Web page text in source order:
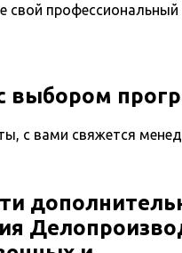
свой профессиональный
выбором
с вами свяжется